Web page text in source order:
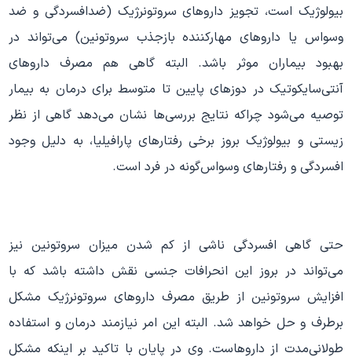
بیولوژیک است، تجویز داروهای سروتونرژیک (ضدافسردگی و ضد
وسواس یا داروهای مهارکننده بازجذب سروتونین) می‌تواند در
بهبود بیماران موثر باشد. البته گاهی هم مصرف داروهای
آنتی‌سایکوتیک در دوزهای پایین تا متوسط برای درمان به بیمار
توصیه می‌شود چراکه نتایج بررسی‌ها نشان می‌دهد گاهی از نظر
زیستی و بیولوژیک بروز برخی رفتارهای پارافیلیا، به دلیل وجود
افسردگی و رفتارهای وسواس‌گونه در فرد است.
حتی گاهی افسردگی ناشی از کم شدن میزان سروتونین نیز
می‌تواند در بروز این انحرافات جنسی نقش داشته باشد که با
افزایش سروتونین از طریق مصرف داروهای سروتونرژیک مشکل
برطرف و حل خواهد شد. البته این امر نیازمند درمان و استفاده
طولانی‌مدت از داروهاست. وی در پایان با تاکید بر اینکه مشکل